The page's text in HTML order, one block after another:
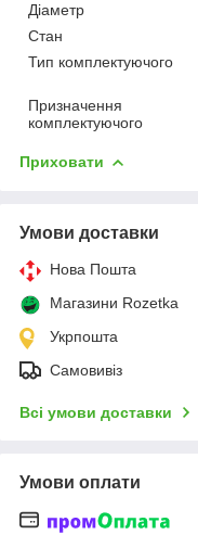
Діаметр
Стан
Тип комплектуючого
Призначення
комплектуючого
Приховати
Умови доставки
Нова Пошта
Магазини Rozetka
Укрпошта
Самовивіз
Всі умови доставки
Умови оплати